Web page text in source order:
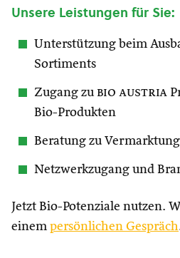
Unsere Leistungen für Sie:
Unterstützung beim
Sortiments
Zugang zu bio austria
Bio-Produkten
Beratung zu
Netzwerkzugang und
Jetzt Bio-Potenziale nutzen.
einem persönlichen Gespräch